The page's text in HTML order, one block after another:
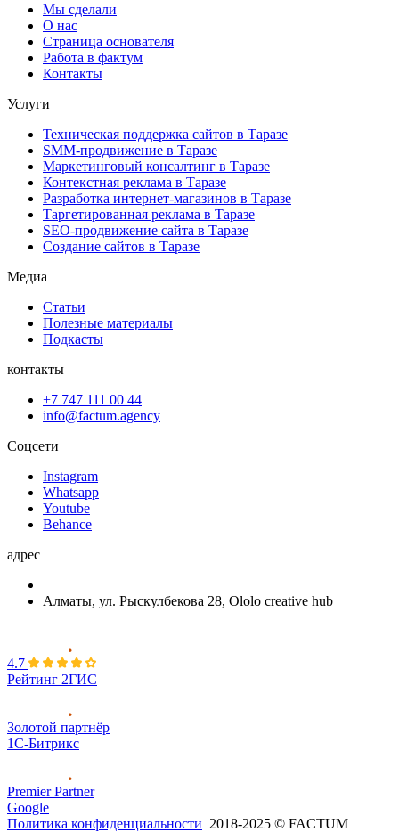
Мы сделали
О нас
Страница основателя
Работа в фактум
Контакты
Услуги
Техническая поддержка сайтов в Таразе
SMM-продвижение в Таразе
Маркетинговый консалтинг в Таразе
Контекстная реклама в Таразе
Разработка интернет-магазинов в Таразе
Таргетированная реклама в Таразе
SEO-продвижение сайта в Таразе
Создание сайтов в Таразе
Медиа
Статьи
Полезные материалы
Подкасты
контакты
+7 747 111 00 44
info@factum.agency
Соцсети
Instagram
Whatsapp
Youtube
Behance
адрес
Алматы, ул. Рыскулбекова 28, Ololo creative hub
4.7
Рейтинг 2ГИС
Золотой партнёр
1С-Битрикс
Premier Partner
Google
Политика конфиденциальности 2018-2025 © FACTUM